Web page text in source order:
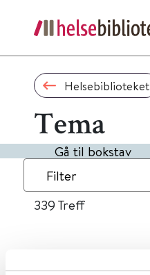
Helsebiblioteket
Tema
Gå til bokstav
Filter
339 Treff